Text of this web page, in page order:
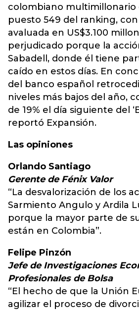
colombiano multimillonario
puesto 549 del ranking,
avaluada en US$3.100
perjudicado porque la
Sabadell, donde él tiene
caído en estos días. En
del banco español
niveles más bajos del año,
de 19% el día siguiente del
reportó Expansión.
Las opiniones
Orlando Santiago
Gerente de Fénix Valor
“La desvalorización de los
Sarmiento Angulo y Ardila
porque la mayor parte de
están en Colombia”.
Felipe Pinzón
Jefe de Investigaciones
Profesionales de Bolsa
“El hecho de que la Unión
agilizar el proceso de